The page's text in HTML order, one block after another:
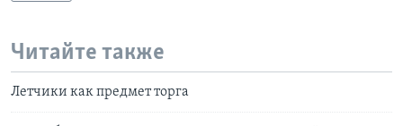
Читайте также
Летчики как предмет торга